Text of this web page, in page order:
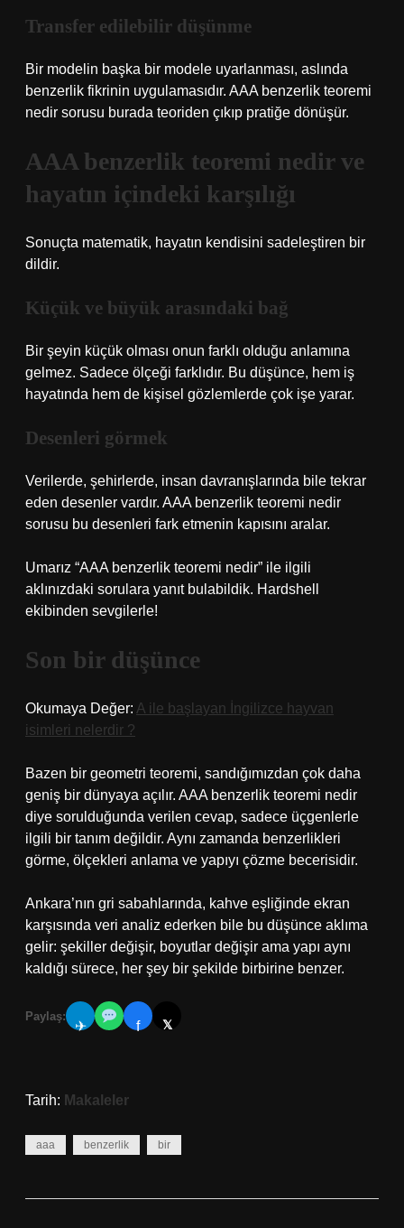
Transfer edilebilir düşünme
Bir modelin başka bir modele uyarlanması, aslında
benzerlik fikrinin uygulamasıdır. AAA benzerlik teoremi
nedir sorusu burada teoriden çıkıp pratiğe dönüşür.
AAA benzerlik teoremi nedir ve
hayatın içindeki karşılığı
Sonuçta matematik, hayatın kendisini sadeleştiren bir
dildir.
Küçük ve büyük arasındaki bağ
Bir şeyin küçük olması onun farklı olduğu anlamına
gelmez. Sadece ölçeği farklıdır. Bu düşünce, hem iş
hayatında hem de kişisel gözlemlerde çok işe yarar.
Desenleri görmek
Verilerde, şehirlerde, insan davranışlarında bile tekrar
eden desenler vardır. AAA benzerlik teoremi nedir
sorusu bu desenleri fark etmenin kapısını aralar.
Umarız “AAA benzerlik teoremi nedir” ile ilgili
aklınızdaki sorulara yanıt bulabildik. Hardshell
ekibinden sevgilerle!
Son bir düşünce
Okumaya Değer: A ile başlayan İngilizce hayvan
isimleri nelerdir ?
Bazen bir geometri teoremi, sandığımızdan çok daha
geniş bir dünyaya açılır. AAA benzerlik teoremi nedir
diye sorulduğunda verilen cevap, sadece üçgenlerle
ilgili bir tanım değildir. Aynı zamanda benzerlikleri
görme, ölçekleri anlama ve yapıyı çözme becerisidir.
Ankara’nın gri sabahlarında, kahve eşliğinde ekran
karşısında veri analiz ederken bile bu düşünce aklıma
gelir: şekiller değişir, boyutlar değişir ama yapı aynı
kaldığı sürece, her şey bir şekilde birbirine benzer.
Paylaş:
✈ f 𝕏
Tarih: Makaleler
aaa benzerlik bir